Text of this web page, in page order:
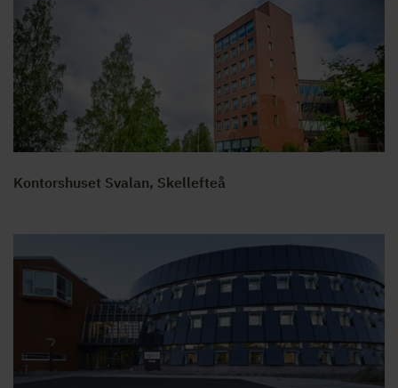
Kontorshuset Svalan, Skellefteå